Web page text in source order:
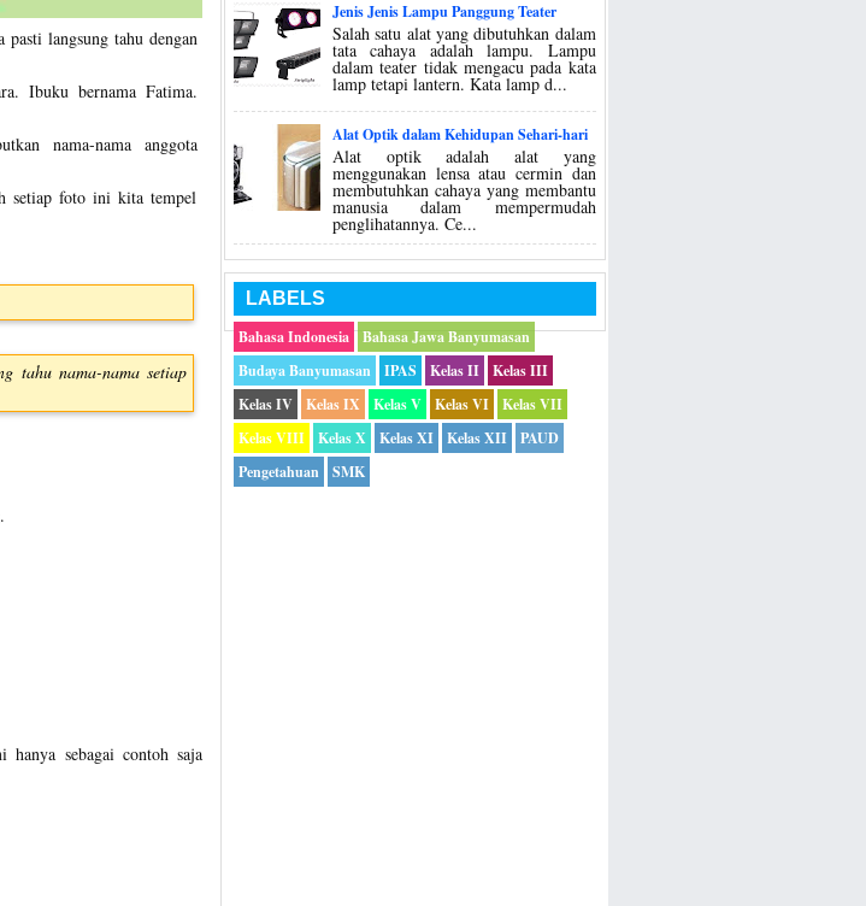
langsung tahu dengan
Ibuku bernama Fatima.
nama-nama anggota
setiap foto ini kita tempel
tahu nama-nama setiap
hanya sebagai contoh saja
Jenis Jenis Lampu Panggung Teater
Salah satu alat yang dibutuhkan dalam
tata cahaya adalah lampu. Lampu
dalam teater tidak mengacu pada kata
lamp tetapi lantern. Kata lamp d...
Alat Optik dalam Kehidupan Sehari-hari
Alat optik adalah alat yang
menggunakan lensa atau cermin dan
membutuhkan cahaya yang membantu
manusia dalam mempermudah
penglihatannya. Ce...
LABELS
Bahasa Indonesia
Bahasa Jawa Banyumasan
Budaya Banyumasan
IPAS Kelas II
Kelas III
Kelas IV
Kelas IX Kelas V Kelas VI
Kelas VII
Kelas VIII
Kelas X Kelas XI Kelas XII
PAUD
Pengetahuan
SMK